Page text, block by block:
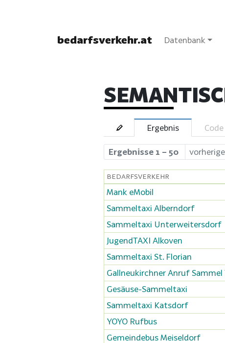
bedarfsverkehr.at Datenbank
Ergebnis Code
Ergebnisse 1 – 50
BEDARFSVERKEHR
Mank eMobil
Sammeltaxi Alberndorf
Sammeltaxi Unterweitersdorf
JugendTAXI Alkoven
Sammeltaxi St. Florian
Gallneukirchner Anruf Sammel
Gesäuse-Sammeltaxi
Sammeltaxi Katsdorf
YOYO Rufbus
Gemeindebus Meiseldorf